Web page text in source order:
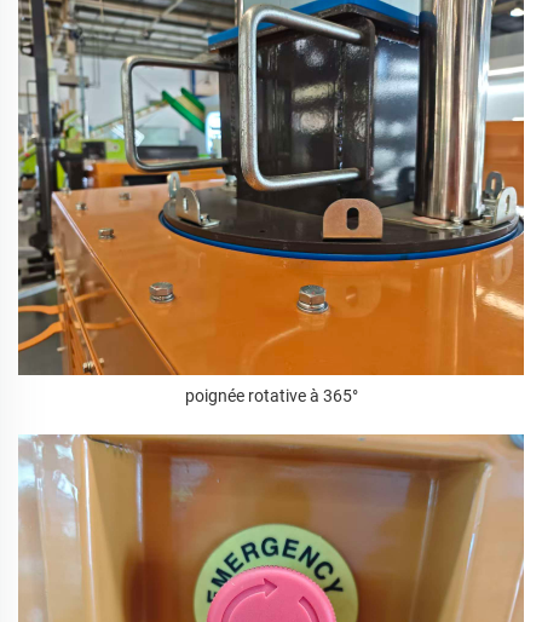
poignée rotative à 365°